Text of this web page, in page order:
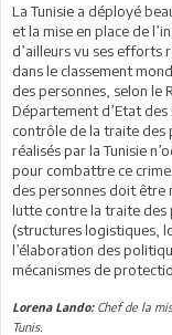
La Tunisie a déployé
et la mise en place de
d’ailleurs vu ses efforts
dans le classement
des personnes, selon le
Département d’Etat
contrôle de la traite des
réalisés par la Tunisie
pour combattre ce
des personnes doit être
lutte contre la traite des
(structures logistiques,
l’élaboration des
mécanismes de
Lorena Lando: Chef de la
Tunis.